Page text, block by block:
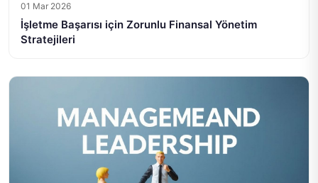
01 Mar 2026
İşletme Başarısı için Zorunlu Finansal Yönetim
Stratejileri